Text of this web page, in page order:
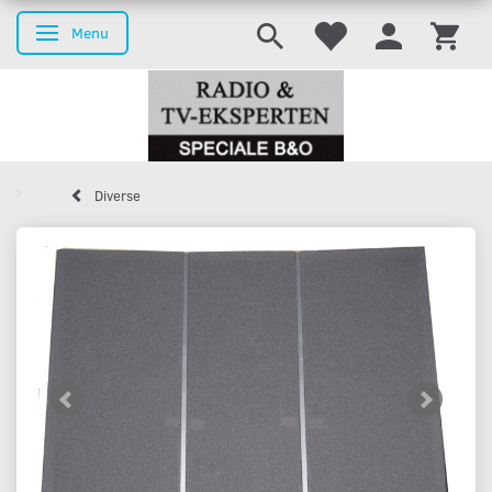
Skifte navigation
Menu
Diverse